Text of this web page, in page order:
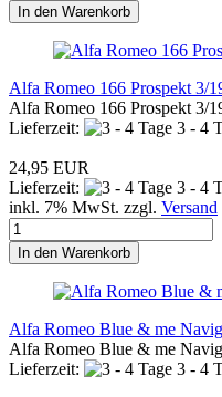
In den Warenkorb
Alfa Romeo 166 Prospekt 3/
Alfa Romeo 166 Prospekt 3/
Lieferzeit:
3 - 4
24,95 EUR
Lieferzeit:
3 - 4
inkl. 7% MwSt. zzgl. Versand
In den Warenkorb
Alfa Romeo Blue & me
Alfa Romeo Blue & me
Lieferzeit:
3 - 4